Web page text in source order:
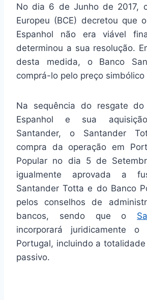
No dia 6 de Junho de 2017,
Europeu (BCE) decretou que
Espanhol não era viável
determinou a sua resolução.
desta medida, o Banco
comprá-lo pelo preço simbólico
Na sequência do resgate do
Espanhol e sua
Santander, o Santander
compra da operação em
Popular no dia 5 de
igualmente aprovada a
Santander Totta e do Banco
pelos conselhos de
bancos, sendo que o
incorporará juridicamente o
Portugal, incluindo a
passivo.